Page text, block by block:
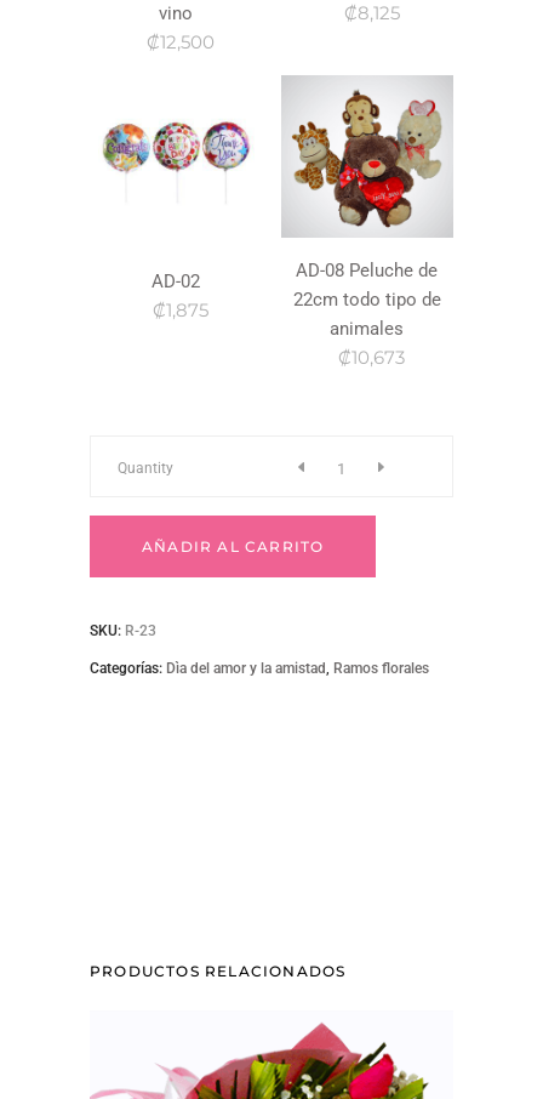
vino
₡12,500
₡8,125
AD-02
₡1,875
AD-08 Peluche de
22cm todo tipo de
animales
₡10,673
r-
Quantity
AÑADIR AL CARRITO
SKU: R-23
Categorías: Dìa del amor y la amistad, Ramos florales
PRODUCTOS RELACIONADOS